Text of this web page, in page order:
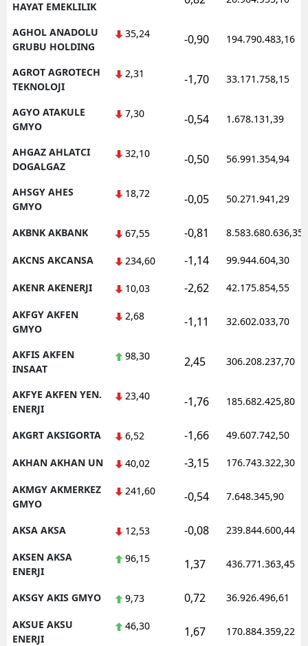
HAYAT EMEKLILIK
AGHOL ANADOLU
GRUBU HOLDING
35,24 -0,90 194.790.483,16
AGROT AGROTECH
TEKNOLOJI
2,31 -1,70 33.171.758,15
AGYO ATAKULE
GMYO
7,30 -0,54 1.678.131,39
AHGAZ AHLATCI
DOGALGAZ
32,10 -0,50 56.991.354,94
AHSGY AHES
GMYO
18,72 -0,05 50.271.941,29
AKBNK AKBANK 67,55 -0,81 8.583.680.636,35
AKCNS AKCANSA 234,60 -1,14 99.944.604,30
AKENR AKENERJI 10,03 -2,62 42.175.854,55
AKFGY AKFEN
GMYO
2,68 -1,11 32.602.033,70
AKFIS AKFEN
INSAAT
98,30 2,45 306.208.237,70
AKFYE AKFEN YEN.
ENERJI
23,40 -1,76 185.682.425,80
AKGRT AKSIGORTA 6,52 -1,66 49.607.742,50
AKHAN AKHAN UN 40,02 -3,15 176.743.322,30
AKMGY AKMERKEZ
GMYO
241,60 -0,54 7.648.345,90
AKSA AKSA 12,53 -0,08 239.844.600,44
AKSEN AKSA
ENERJI
96,15 1,37 436.771.363,45
AKSGY AKIS GMYO 9,73 0,72 36.926.496,61
AKSUE AKSU
ENERJI
46,30 1,67 170.884.359,22